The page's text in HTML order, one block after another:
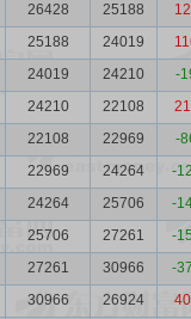
26428 25188
25188 24019
24019 24210
-
24210 22108
22108 22969
-
22969 24264
-
24264 25706
-
25706 27261
-
27261 30966
-
30966 26924